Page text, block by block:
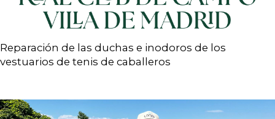
Reparación de las duchas e inodoros de los
vestuarios de tenis de caballeros